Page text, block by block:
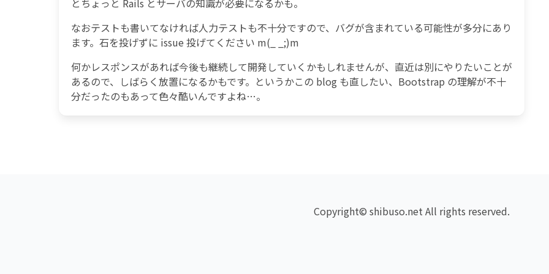
とちょっと Rails とサーバの知識が必要になるかも。
なおテストも書いてなければ人力テストも不十分ですので、バグが含まれている可能性が多分にあり
ます。石を投げずに issue 投げてください m(_ _;)m
何かレスポンスがあれば今後も継続して開発していくかもしれませんが、直近は別にやりたいことが
あるので、しばらく放置になるかもです。というかこの blog も直したい、Bootstrap の理解が不十
分だったのもあって色々酷いんですよね…。
Copyright© shibuso.net All rights reserved.